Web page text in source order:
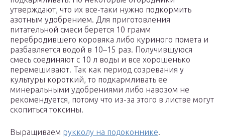
утверждают, что их все-таки нужно подкормить
азотным удобрением. Для приготовления
питательной смеси берется 10 грамм
перебродившего коровяка либо куриного помета и
разбавляется водой в 10–15 раз. Получившуюся
смесь соединяют с 10 л воды и все хорошенько
перемешивают. Так как период созревания у
культуры короткий, то подкармливать ее
минеральными удобрениями либо навозом не
рекомендуется, потому что из-за этого в листве могут
скопиться токсины.
Выращиваем рукколу на подоконнике.